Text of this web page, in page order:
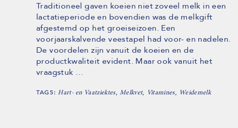
Traditioneel gaven koeien niet zoveel melk in een
lactatieperiode en bovendien was de melkgift
afgestemd op het groeiseizoen. Een
voorjaarskalvende veestapel had voor- en nadelen.
De voordelen zijn vanuit de koeien en de
productkwaliteit evident. Maar ook vanuit het
vraagstuk …
TAGS:Hart- en Vaatziektes,Melkvet, Vitamines, Weidemelk